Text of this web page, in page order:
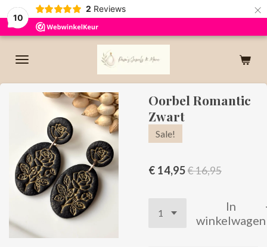
10
2 Reviews ×
Oorbel Romantic
Zwart
Sale!
€ 14,95€ 16,95
In
winkelwagen